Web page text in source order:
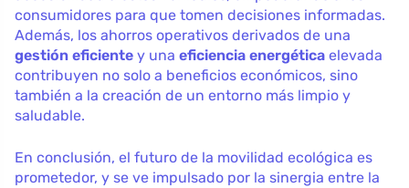
consumidores para que tomen decisiones informadas.
Además, los ahorros operativos derivados de una
gestión eficiente y una eficiencia energética elevada
contribuyen no solo a beneficios económicos, sino
también a la creación de un entorno más limpio y
saludable.
En conclusión, el futuro de la movilidad ecológica es
prometedor, y se ve impulsado por la sinergia entre la